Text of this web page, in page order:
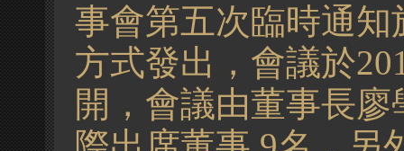
事會第五次臨時通知
方式發出，會議於
開，會議由董事長